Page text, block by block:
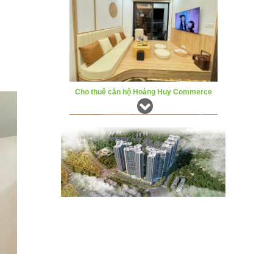
Cho thuê căn hộ Sentosa T9